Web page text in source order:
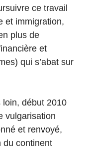
ce travail
et immigration,
plus de
et
qui s’abat sur
loin, début 2010
vulgarisation
et renvoyé,
du continent